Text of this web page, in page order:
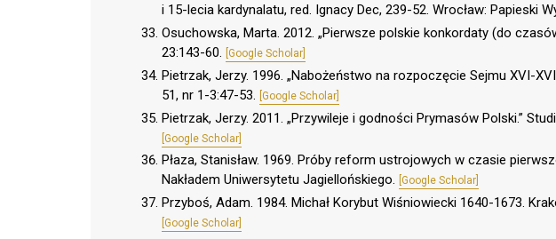
i 15-lecia kardynalatu, red. Ignacy Dec, 239-52. Wrocław: Papieski
Osuchowska, Marta. 2012. „Pierwsze polskie konkordaty (do
23:143-60. [Google Scholar]
Pietrzak, Jerzy. 1996. „Nabożeństwo na rozpoczęcie Sejmu XVI-
51, nr 1-3:47-53. [Google Scholar]
Pietrzak, Jerzy. 2011. „Przywileje i godności Prymasów Polski.”
[Google Scholar]
Płaza, Stanisław. 1969. Próby reform ustrojowych w czasie
Nakładem Uniwersytetu Jagiellońskiego. [Google Scholar]
Przyboś, Adam. 1984. Michał Korybut Wiśniowiecki 1640-1673.
[Google Scholar]